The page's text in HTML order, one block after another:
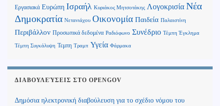
Εργασιακά Ευρώπη Ισραήλ Κυριάκος Μητσοτάκης Λογοκρισία Νέα
Δημοκρατία Νετανιάχου Οικονομία Παιδεία Παλαιστίνη
Περιβάλλον Προσωπικά δεδομένα Ραδιόφωνο Συνέδριο Τέμπη Έγκλημα
Τέμπη Συγκάλυψη Τεμπη Τραμπ Υγεία Φάρμακα
ΔΙΑΒΟΥΛΕΎΣΕΙΣ ΣΤΟ OPENGOV
Δημόσια ηλεκτρονική διαβούλευση για το σχέδιο νόμου του